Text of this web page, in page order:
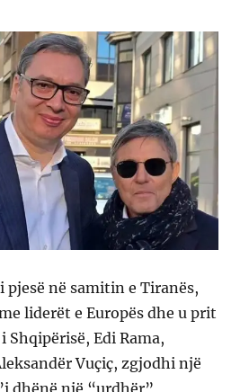
pjesë në samitin e Tiranës,
liderët e Europës dhe u prit
Edi Rama,
Vuçiç, zgjodhi një
dhënë një “urdhër”